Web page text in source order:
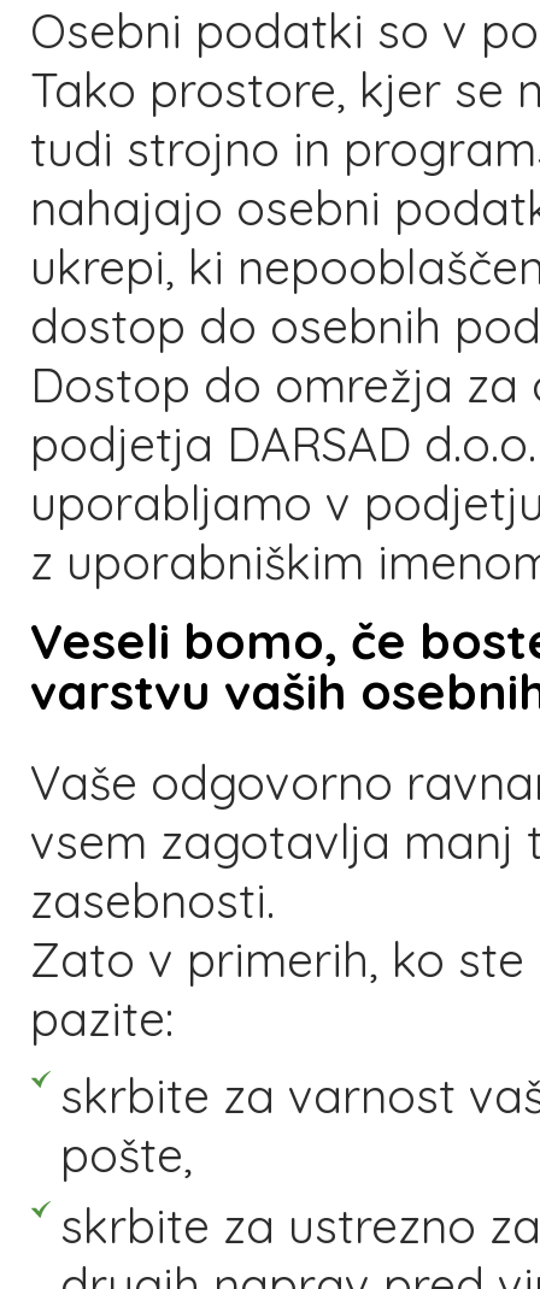
Osebni podatki so v
Tako prostore, kjer se
tudi strojno in
nahajajo osebni
ukrepi, ki
dostop do osebnih
Dostop do omrežja
podjetja DARSAD
uporabljamo v
z uporabniškim
Veseli bomo, če
varstvu vaših
Vaše odgovorno
vsem zagotavlja manj
zasebnosti.
Zato v primerih, ko
pazite:
skrbite za varnost
pošte,
skrbite za ustrezno